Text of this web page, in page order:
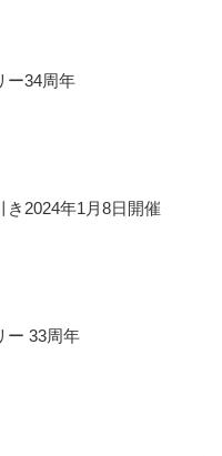
ー34周年
き2024年1月8日開催
ー 33周年